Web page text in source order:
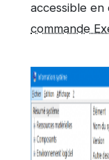
accessible en
commande